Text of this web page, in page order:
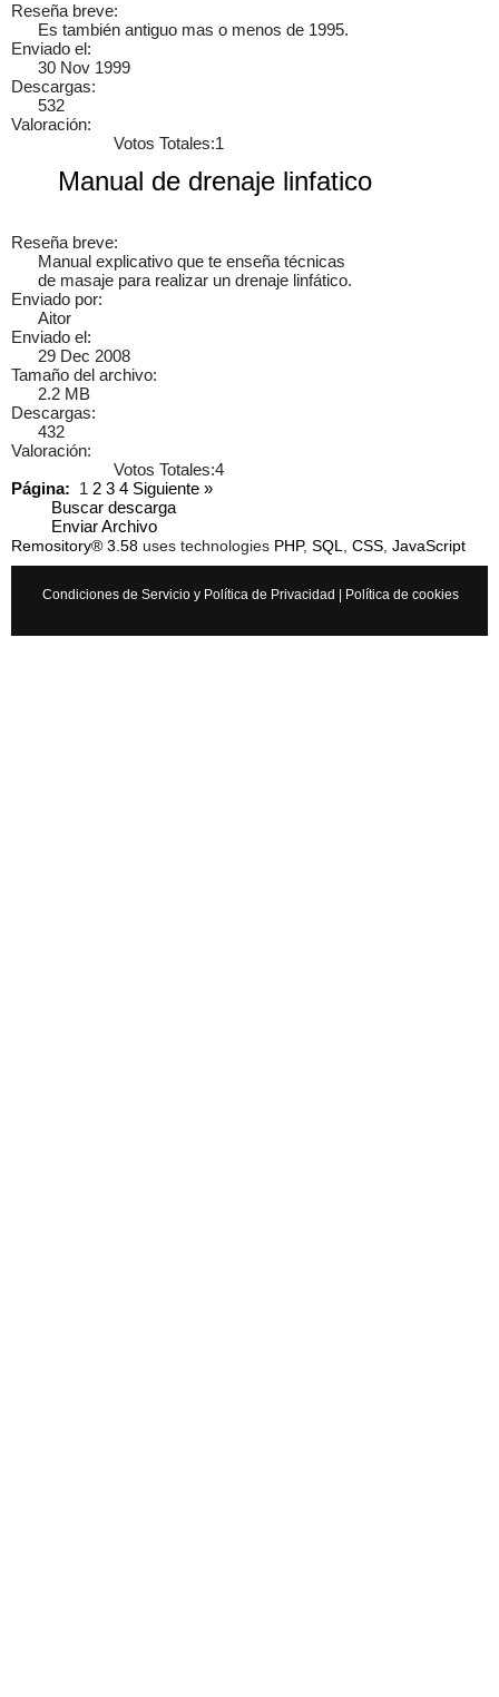
Reseña breve:
Es también antiguo mas o menos de 1995.
Enviado el:
30 Nov 1999
Descargas:
532
Valoración:
Votos Totales:1
Manual de drenaje linfatico
Reseña breve:
Manual explicativo que te enseña técnicas
de masaje para realizar un drenaje linfático.
Enviado por:
Aitor
Enviado el:
29 Dec 2008
Tamaño del archivo:
2.2 MB
Descargas:
432
Valoración:
Votos Totales:4
Página: 1 2 3 4 Siguiente »
Buscar descarga
Enviar Archivo
Remository® 3.58 uses technologies PHP, SQL CSS JavaScript
Condiciones de Servicio y Política de Privacidad Política de cookies